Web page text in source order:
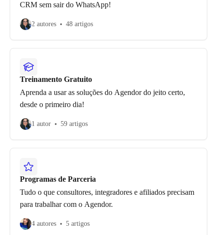
CRM sem sair do WhatsApp!
2 autores 48 artigos
Treinamento Gratuito
Aprenda a usar as soluções do Agendor do jeito certo,
desde o primeiro dia!
1 autor 59 artigos
Programas de Parceria
Tudo o que consultores, integradores e afiliados precisam
para trabalhar com o Agendor.
4 autores 5 artigos